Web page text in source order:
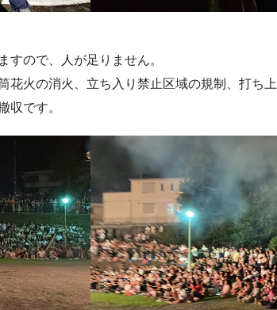
すので、人が足りません。
火の消火、立ち入り禁止区域の規制、打ち
収です。